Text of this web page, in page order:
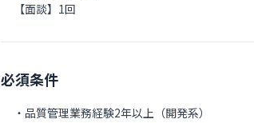
【面談】1回
必須条件
・品質管理業務経験2年以上（開発系）